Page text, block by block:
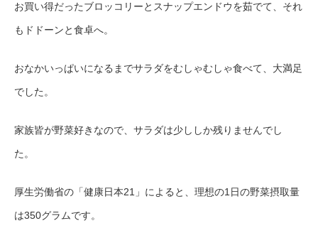
お買い得だったブロッコリーとスナップエンドウを茹でて、それ
もドドーンと食卓へ。
おなかいっぱいになるまでサラダをむしゃむしゃ食べて、大満足
でした。
家族皆が野菜好きなので、サラダは少ししか残りませんでし
た。
厚生労働省の「健康日本21」によると、理想の1日の野菜摂取量
は350グラムです。